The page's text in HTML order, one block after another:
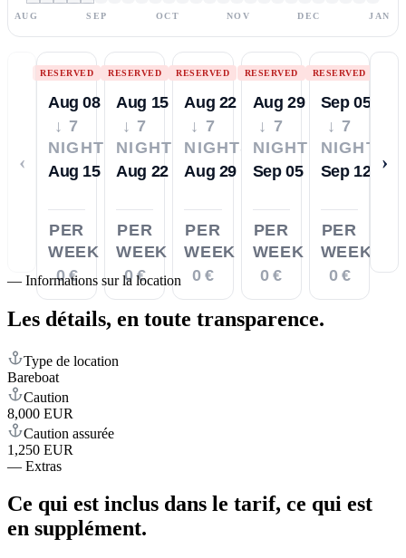
AUG SEP OCT NOV DEC JAN
‹
RESERVED
Aug 08
↓ 7
NIGHTS
Aug 15
PER
WEEK
0 €
RESERVED
Aug 15
↓ 7
NIGHTS
Aug 22
PER
WEEK
0 €
RESERVED
Aug 22
↓ 7
NIGHTS
Aug 29
PER
WEEK
0 €
RESERVED
Aug 29
↓ 7
NIGHTS
Sep 05
PER
WEEK
0 €
RESERVED
Sep 05
↓ 7
NIGHTS
Sep 12
PER
WEEK
0 €
›
— Informations sur la location
Les détails, en toute transparence.
Type de location
Bareboat
Caution
8,000 EUR
Caution assurée
1,250 EUR
— Extras
Ce qui est inclus dans le tarif, ce qui est
en supplément.